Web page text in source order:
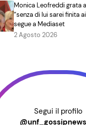
Monica Leofreddi grata
“senza di lui sarei finita
segue a Mediaset
2 Agosto 2026
Segui il profilo
@unf_gossipnews